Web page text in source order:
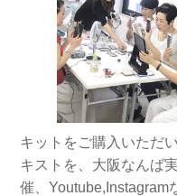
キットをご購入いただ
キストを、大阪なんば
催、Youtube,Instagram